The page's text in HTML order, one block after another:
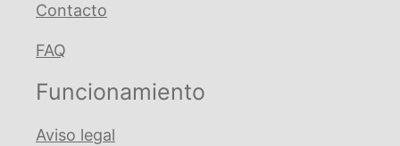
Contacto
FAQ
Funcionamiento
Aviso legal